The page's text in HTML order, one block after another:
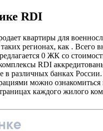
RDI
квартиры для
регионах, как . Всего
0 ЖК со
RDI
в различных банках
можно ознакомиться
каждого жилого